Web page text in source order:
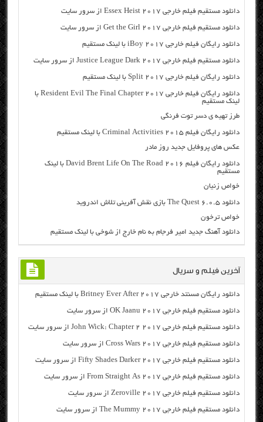
دانلود مستقیم فیلم خارجی Essex Heist 2017 از سرور سایت
دانلود مستقیم فیلم خارجی Get the Girl 2017 از سرور سایت
دانلود رایگان فیلم خارجی iBoy 2017 با لینک مستقیم
دانلود مستقیم فیلم خارجی Justice League Dark 2017 از سرور سایت
دانلود رایگان فیلم خارجی Split 2017 با لینک مستقیم
دانلود رایگان فیلم خارجی Resident Evil The Final Chapter 2017 با
لینک مستقیم
طرز تهیه ی دسر توت فرنگی
دانلود رایگان فیلم Criminal Activities 2015 با لینک مستقیم
عکس های پروفایل جدید روز مادر
دانلود رایگان فیلم David Brent Life On The Road 2016 با لینک
مستقیم
خواص زنیان
دانلود The Quest 6.0.5 بازی نقش آفرینی تلاش اندروید
خواص ترخون
دانلود آهنگ جدید امیر فرجام به نام خارج از شوخی با لینک مستقیم
آخرین فیلم و سریال
دانلود رایگان مسنتد خارجی Britney Ever After 2017 با لینک مستقیم
دانلود مستقیم فیلم خارجی OK Jaanu 2017 از سرور سایت
دانلود مستقیم فیلم خارجی John Wick: Chapter 2 2017 از سرور سایت
دانلود مستقیم فیلم خارجی Cross Wars 2017 از سرور سایت
دانلود مستقیم فیلم خارجی Fifty Shades Darker 2017 از سرور سایت
دانلود مستقیم فیلم خارجی From Straight As 2017 از سرور سایت
دانلود مستقیم فیلم خارجی Zeroville 2017 از سرور سایت
دانلود مستقیم فیلم خارجی The Mummy 2017 از سرور سایت